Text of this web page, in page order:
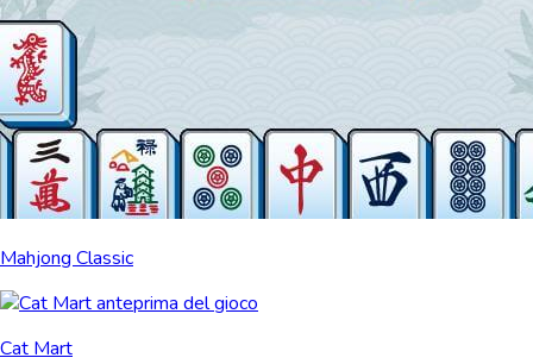
Mahjong Classic
Cat Mart